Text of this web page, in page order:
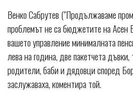
Венко Сабрутев ("Продължаваме
проблемът не са бюджетите на Асен
вашето управление минималната
лева на година, две пакетчета
родители, баби и дядовци според
заслужаваха, коментира той.